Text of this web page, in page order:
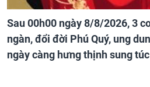
Sau 00h00 ngày 8/8/2026, 3
ngàn, đổi đời Phú Quý, ung
ngày càng hưng thịnh sung túc